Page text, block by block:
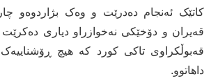
کاتێک ئەنجام دەدرێت و وەک بژاردوەو
قەیران و دۆخێکی نەخوازراو دیاری دەکرێت
قەبوڵکراوی تاکی کورد کە هیچ
داهاتوو.